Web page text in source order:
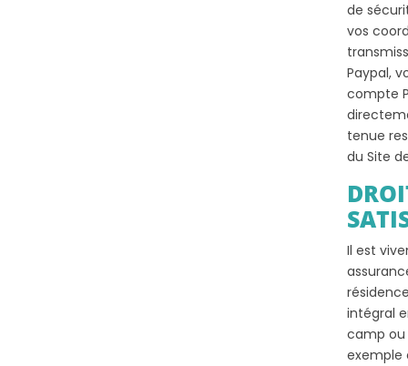
de
vos
Paypal,
compte
tenue
du Site
Il est
intégral
camp
exemple